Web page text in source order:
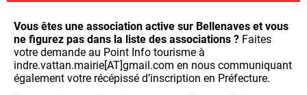
Vous êtes une association active sur Bellenaves et vous
ne figurez pas dans la liste des associations ? Faites
votre demande au Point Info tourisme à
indre.vattan.mairie[AT]gmail.com en nous communiquant
également votre récépissé d’inscription en Préfecture.